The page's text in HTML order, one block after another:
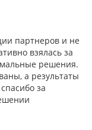
партнеров и не
взялась за
решения.
а результаты
за